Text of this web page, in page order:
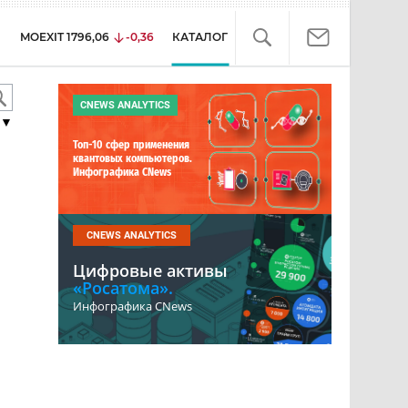
MOEXIT 1796,06 -0,36 КАТАЛОГ
CNEWS ANALYTICS
Топ-10 сфер применения
квантовых компьютеров.
Инфографика CNews
CNEWS ANALYTICS
Цифровые активы
«Росатома».
Инфографика CNews